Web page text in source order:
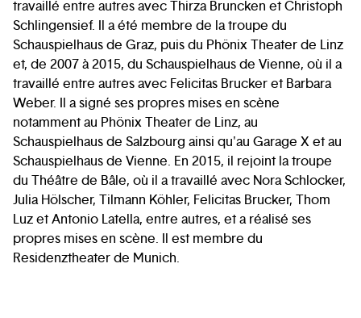
travaillé entre autres avec Thirza Bruncken et Christoph
Schlingensief. Il a été membre de la troupe du
Schauspielhaus de Graz, puis du Phönix Theater de Linz
et, de 2007 à 2015, du Schauspielhaus de Vienne, où il a
travaillé entre autres avec Felicitas Brucker et Barbara
Weber. Il a signé ses propres mises en scène
notamment au Phönix Theater de Linz, au
Schauspielhaus de Salzbourg ainsi qu'au Garage X et au
Schauspielhaus de Vienne. En 2015, il rejoint la troupe
du Théâtre de Bâle, où il a travaillé avec Nora Schlocker,
Julia Hölscher, Tilmann Köhler, Felicitas Brucker, Thom
Luz et Antonio Latella, entre autres, et a réalisé ses
propres mises en scène. Il est membre du
Residenztheater de Munich.